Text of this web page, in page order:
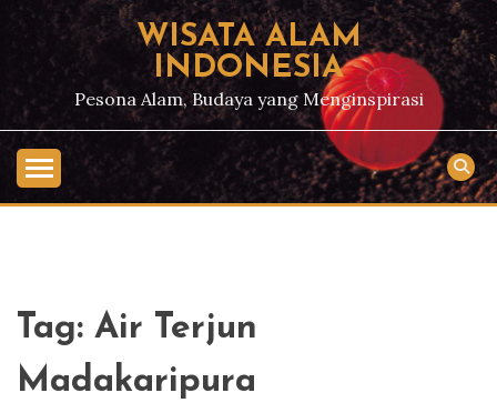
Skip
content
WISATA ALAM
INDONESIA
Pesona Alam, Budaya yang Menginspirasi
Tag: Air Terjun
Madakaripura